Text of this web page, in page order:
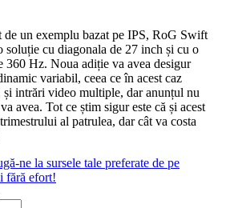
de un exemplu bazat pe IPS, RoG Swift
cu diagonala de 27 inch și cu o
360 Hz. Noua adiție va avea desigur
variabil, ceea ce în acest caz
și intrări video multiple, dar anunțul nu
avea. Tot ce știm sigur este că și acest
al patrulea, dar cât va costa
ne la sursele tale preferate de pe
fără efort!